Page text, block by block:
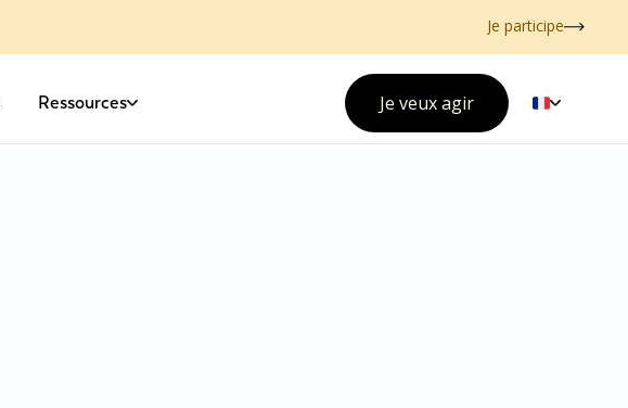
Je participe
Ressources Je veux agir